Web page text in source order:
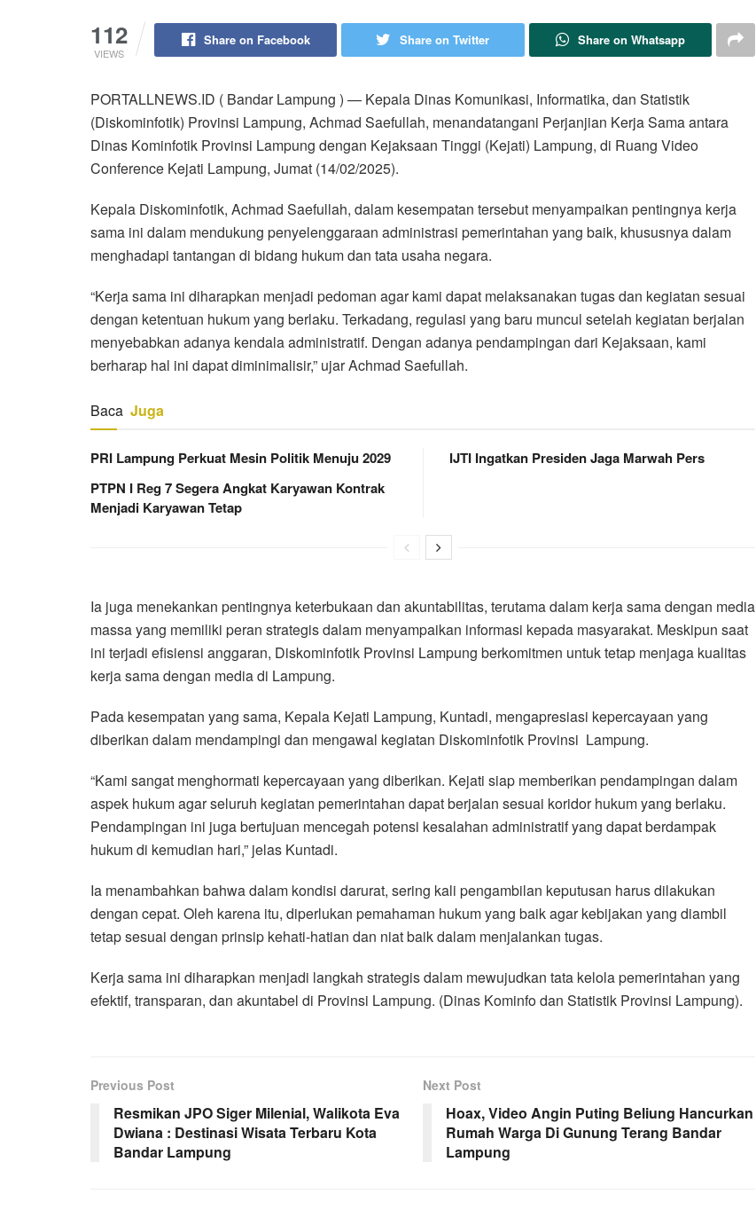
112
VIEWS
Share on Facebook Share on Twitter Share on Whatsapp
PORTALLNEWS.ID ( Bandar Lampung ) — Kepala Dinas Komunikasi, Informatika, dan Statistik
(Diskominfotik) Provinsi Lampung, Achmad Saefullah, menandatangani Perjanjian Kerja Sama antara
Dinas Kominfotik Provinsi Lampung dengan Kejaksaan Tinggi (Kejati) Lampung, di Ruang Video
Conference Kejati Lampung, Jumat (14/02/2025).
Kepala Diskominfotik, Achmad Saefullah, dalam kesempatan tersebut menyampaikan pentingnya kerja
sama ini dalam mendukung penyelenggaraan administrasi pemerintahan yang baik, khususnya dalam
menghadapi tantangan di bidang hukum dan tata usaha negara.
“Kerja sama ini diharapkan menjadi pedoman agar kami dapat melaksanakan tugas dan kegiatan sesuai
dengan ketentuan hukum yang berlaku. Terkadang, regulasi yang baru muncul setelah kegiatan berjalan
menyebabkan adanya kendala administratif. Dengan adanya pendampingan dari Kejaksaan, kami
berharap hal ini dapat diminimalisir,” ujar Achmad Saefullah.
Baca Juga
PRI Lampung Perkuat Mesin Politik Menuju 2029
PTPN I Reg 7 Segera Angkat Karyawan Kontrak
Menjadi Karyawan Tetap
IJTI Ingatkan Presiden Jaga Marwah Pers
Ia juga menekankan pentingnya keterbukaan dan akuntabilitas, terutama dalam kerja sama dengan media
massa yang memiliki peran strategis dalam menyampaikan informasi kepada masyarakat. Meskipun saat
ini terjadi efisiensi anggaran, Diskominfotik Provinsi Lampung berkomitmen untuk tetap menjaga kualitas
kerja sama dengan media di Lampung.
Pada kesempatan yang sama, Kepala Kejati Lampung, Kuntadi, mengapresiasi kepercayaan yang
diberikan dalam mendampingi dan mengawal kegiatan Diskominfotik Provinsi Lampung.
“Kami sangat menghormati kepercayaan yang diberikan. Kejati siap memberikan pendampingan dalam
aspek hukum agar seluruh kegiatan pemerintahan dapat berjalan sesuai koridor hukum yang berlaku.
Pendampingan ini juga bertujuan mencegah potensi kesalahan administratif yang dapat berdampak
hukum di kemudian hari,” jelas Kuntadi.
Ia menambahkan bahwa dalam kondisi darurat, sering kali pengambilan keputusan harus dilakukan
dengan cepat. Oleh karena itu, diperlukan pemahaman hukum yang baik agar kebijakan yang diambil
tetap sesuai dengan prinsip kehati-hatian dan niat baik dalam menjalankan tugas.
Kerja sama ini diharapkan menjadi langkah strategis dalam mewujudkan tata kelola pemerintahan yang
efektif, transparan, dan akuntabel di Provinsi Lampung. (Dinas Kominfo dan Statistik Provinsi Lampung).
Previous Post
Resmikan JPO Siger Milenial, Walikota Eva
Dwiana : Destinasi Wisata Terbaru Kota
Bandar Lampung
Next Post
Hoax, Video Angin Puting Beliung Hancurkan
Rumah Warga Di Gunung Terang Bandar
Lampung